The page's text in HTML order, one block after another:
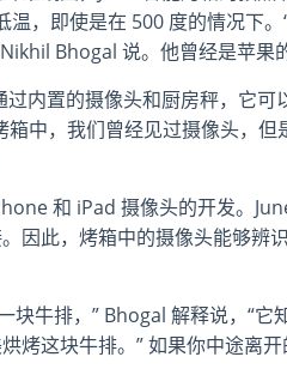
，即使是在 500 度的情况下
Bhogal 说。他曾经是苹果
内置的摄像头和厨房秤，它可
中，我们曾经见过摄像头，但
和 iPad 摄像头的开发。
因此，烤箱中的摄像头能够辨
块牛排，” Bhogal 解释说，“它
烤这块牛排。” 如果你中途离